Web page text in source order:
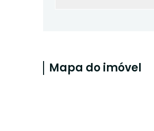
Mapa do imóvel